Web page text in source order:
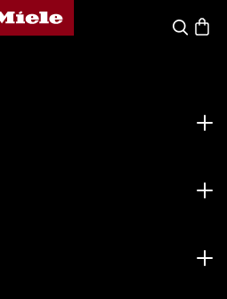
σελίδα της Miele